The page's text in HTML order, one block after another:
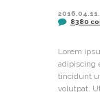
2016.04.11.
8380
Lorem
adipiscing
tincidunt
volutpat.